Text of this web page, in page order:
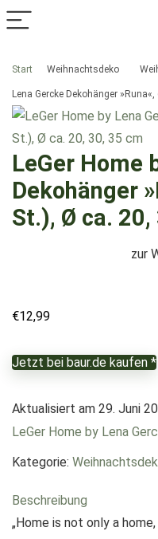
Start Weihnachtsdeko
Lena Gercke Dekohänger
LeGer Home
Dekohänger
St.), Ø ca. 20,
zur
€12,99
Jetzt bei baur.de kaufen *
Aktualisiert am 29. Juni
LeGer Home by Lena
Kategorie:
Beschreibung
„Home is not only a